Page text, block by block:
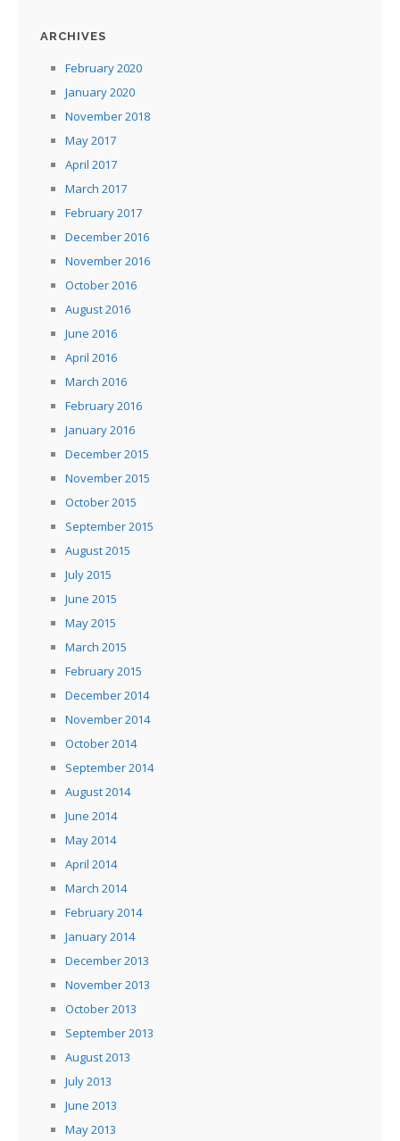
ARCHIVES
February 2020
January 2020
November 2018
May 2017
April 2017
March 2017
February 2017
December 2016
November 2016
October 2016
August 2016
June 2016
April 2016
March 2016
February 2016
January 2016
December 2015
November 2015
October 2015
September 2015
August 2015
July 2015
June 2015
May 2015
March 2015
February 2015
December 2014
November 2014
October 2014
September 2014
August 2014
June 2014
May 2014
April 2014
March 2014
February 2014
January 2014
December 2013
November 2013
October 2013
September 2013
August 2013
July 2013
June 2013
May 2013